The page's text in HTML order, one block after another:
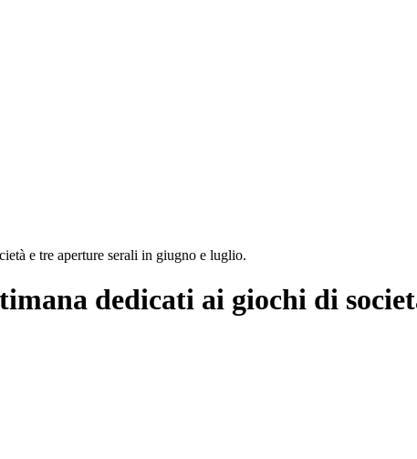
e tre aperture serali in giugno e luglio.
dedicati ai giochi di